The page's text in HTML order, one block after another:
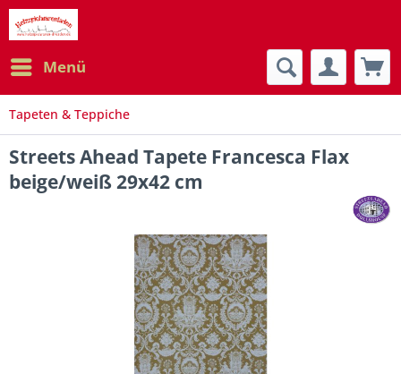
Menü
Tapeten & Teppiche
Streets Ahead Tapete Francesca Flax
beige/weiß 29x42 cm